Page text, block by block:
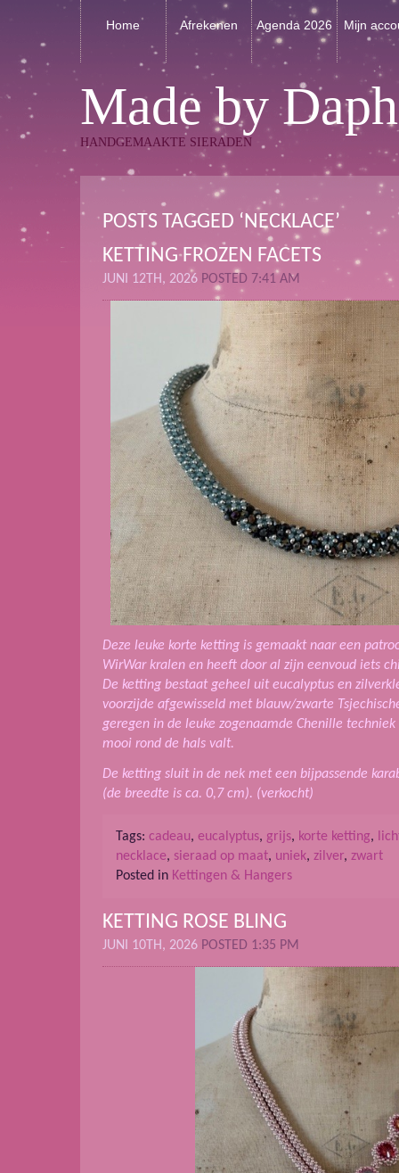
Home Afrekenen Agenda 2026 Mijn
Made by
HANDGEMAAKTE SIERADEN
POSTS TAGGED ‘NECKLACE’
KETTING FROZEN FACETS
JUNI 12TH, 2026 POSTED 7:41 AM
Deze leuke korte ketting is gemaakt naar een
WirWar kralen en heeft door al zijn eenvoud iets
De ketting bestaat geheel uit eucalyptus en
voorzijde afgewisseld met blauw/zwarte
geregen in de leuke zogenaamde Chenille
mooi rond de hals valt.
De ketting sluit in de nek met een bijpassende
(de breedte is ca. 0,7 cm). (verkocht)
Tags: cadeau, eucalyptus, grijs, korte ketting,
necklace, sieraad op maat, uniek, zilver, zwart
Posted in Kettingen & Hangers
KETTING ROSE BLING
JUNI 10TH, 2026 POSTED 1:35 PM